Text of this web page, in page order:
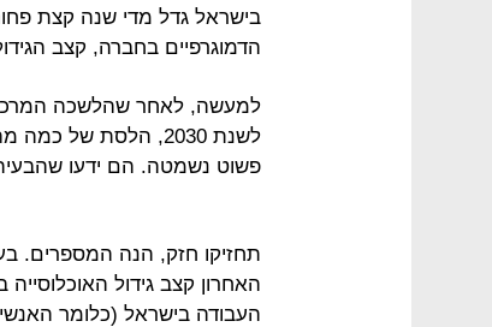
בישראל גדל מדי שנה קצת
הדמוגרפיים בחברה, קצב
למעשה, לאחר שהלשכה
לשנת 2030, הלסת
פשוט נשמטה. הם ידעו
תחזיקו חזק, הנה המספרים.
האחרון קצב גידול האוכלוסייה
העבודה בישראל (כלומר